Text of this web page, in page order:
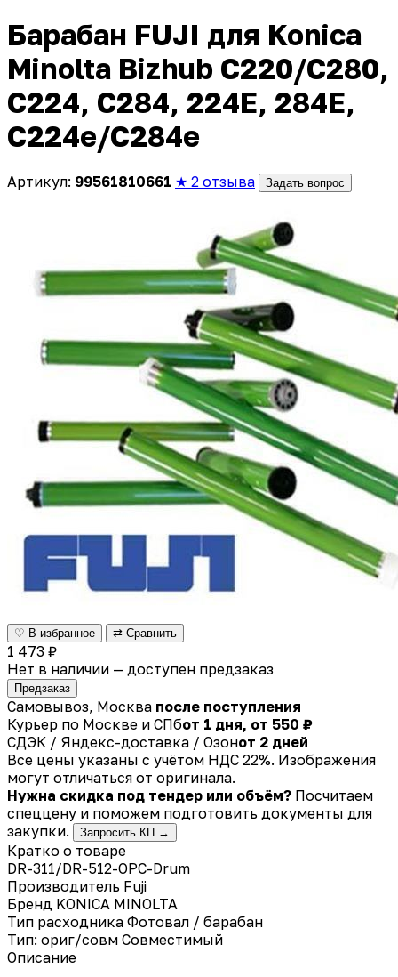
Барабан FUJI для Konica
Minolta Bizhub C220/C280,
C224, C284, 224E, 284E,
C224e/C284e
Артикул: 99561810661 ★ 2 отзыва Задать вопрос
♡ В избранное ⇄ Сравнить
1 473 ₽
Нет в наличии — доступен предзаказ
Предзаказ
Самовывоз, Москва после поступления
Курьер по Москве и СПбот 1 дня, от 550 ₽
СДЭК / Яндекс-доставка / Озонот 2 дней
Все цены указаны с учётом НДС 22%. Изображения
могут отличаться от оригинала.
Нужна скидка под тендер или объём? Посчитаем
спеццену и поможем подготовить документы для
закупки.
Запросить КП →
Кратко о товаре
DR-311/DR-512-OPC-Drum
Производитель Fuji
Бренд KONICA MINOLTA
Тип расходника Фотовал / барабан
Тип: ориг/совм Совместимый
Описание